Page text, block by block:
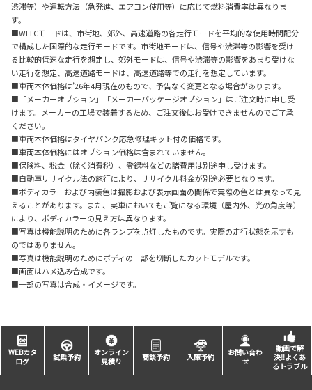
渋滞等）や運転方法（急発進、エアコン使用等）に応じて燃料消費率は異なりま
す。
■WLTCモードは、市街地、郊外、高速道路の各走行モードを平均的な使用時間配分
で構成した国際的な走行モードです。市街地モードは、信号や渋滞等の影響を受け
る比較的低速な走行を想定し、郊外モードは、信号や渋滞等の影響をあまり受けな
い走行を想定、高速道路モードは、高速道路等での走行を想定しています。
■車両本体価格は’26年4月現在のもので、予告なく変更となる場合があります。
■「メーカーオプション」「メーカーパッケージオプション」はご注文時に申し受
けます。メーカーの工場で装着するため、ご注文後はお受けできませんのでご了承
ください。
■車両本体価格はタイヤパンク応急修理キット付の価格です。
■車両本体価格にはオプション価格は含まれていません。
■保険料、税金（除く消費税）、登録料などの諸費用は別途申し受けます。
■自動車リサイクル法の施行により、リサイクル料金が別途必要となります。
■ボディカラーおよび内装色は撮影および表示画面の関係で実際の色とは異なって見
えることがあります。また、実車においてもご覧になる環境（屋内外、光の角度等）
により、ボディカラーの見え方は異なります。
■写真は機能説明のために各ランプを点灯したものです。実際の走行状態を示すも
のではありません。
■写真は機能説明のためにボディの一部を切断したカットモデルです。
■画面はハメ込み合成です。
■一部の写真は合成・イメージです。
WEBカタ
ログ
試乗予約
オンライン
見積り
商談予約 入庫予約
お問い合わ
せ
動画で解
決‼よくあ
るトラブル